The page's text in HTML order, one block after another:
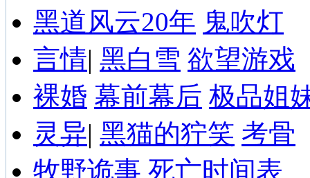
黑道风云20年 鬼吹灯
言情| 黑白雪 欲望游戏
裸婚 幕前幕后 极品姐
灵异| 黑猫的狞笑 考骨
牧野诡事 死亡时间表